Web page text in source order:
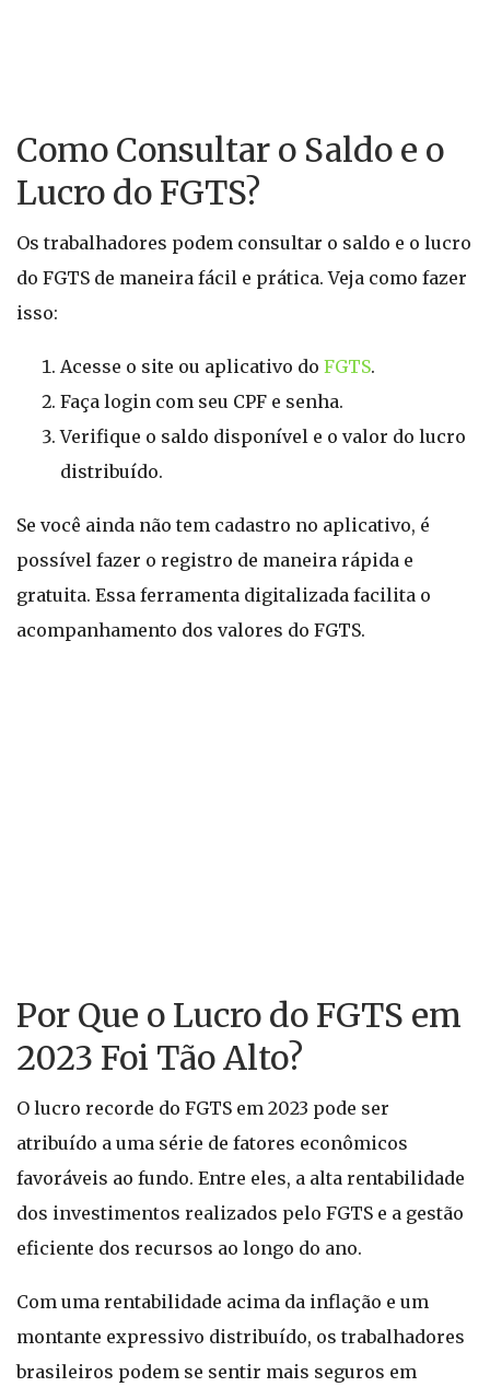
Como Consultar o Saldo e o
Lucro do FGTS?
Os trabalhadores podem consultar o saldo e o lucro
do FGTS de maneira fácil e prática. Veja como fazer
isso:
Acesse o site ou aplicativo do FGTS.
Faça login com seu CPF e senha.
Verifique o saldo disponível e o valor do lucro
distribuído.
Se você ainda não tem cadastro no aplicativo, é
possível fazer o registro de maneira rápida e
gratuita. Essa ferramenta digitalizada facilita o
acompanhamento dos valores do FGTS.
Por Que o Lucro do FGTS em
2023 Foi Tão Alto?
O lucro recorde do FGTS em 2023 pode ser
atribuído a uma série de fatores econômicos
favoráveis ao fundo. Entre eles, a alta rentabilidade
dos investimentos realizados pelo FGTS e a gestão
eficiente dos recursos ao longo do ano.
Com uma rentabilidade acima da inflação e um
montante expressivo distribuído, os trabalhadores
brasileiros podem se sentir mais seguros em